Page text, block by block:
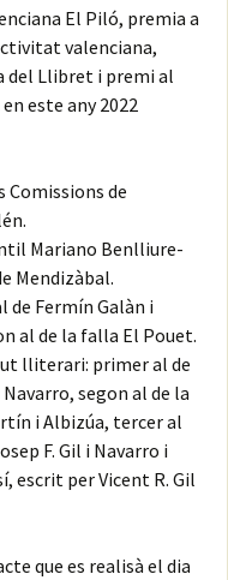
El Piló, premia a
valenciana,
del Llibret i premi al
este any 2022
Comissions de
Mariano Benlliure-
Mendizàbal.
Fermín Galàn i
al de la falla El Pouet.
lliterari: primer al de
segon al de la
i Albizúa, tercer al
F. Gil i Navarro i
escrit per Vicent R. Gil
que es realisà el dia